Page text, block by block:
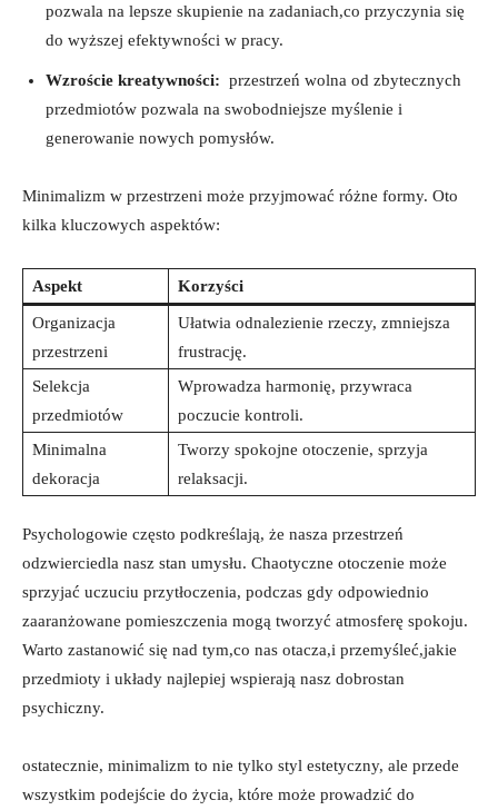
pozwala na lepsze skupienie na zadaniach,co przyczynia się
do wyższej efektywności w pracy.
Wzroście kreatywności: ⁤ przestrzeń wolna od zbytecznych
przedmiotów⁢ pozwala na swobodniejsze myślenie i
generowanie nowych pomysłów.
Minimalizm w przestrzeni może przyjmować różne formy. Oto ​
kilka kluczowych‌ aspektów:
Aspekt Korzyści
Organizacja
przestrzeni
Ułatwia odnalezienie rzeczy, zmniejsza‌
frustrację.
Selekcja
przedmiotów
Wprowadza harmonię, przywraca​
poczucie kontroli.
Minimalna
dekoracja
Tworzy spokojne otoczenie, sprzyja
relaksacji.
Psychologowie często podkreślają, że nasza przestrzeń
odzwierciedla nasz stan umysłu. Chaotyczne otoczenie może
sprzyjać uczuciu przytłoczenia, podczas gdy ⁤odpowiednio
zaaranżowane ⁢pomieszczenia mogą tworzyć atmosferę spokoju.
Warto ⁤zastanowić⁤ się nad tym,co nas otacza,i przemyśleć,jakie
przedmioty i układy najlepiej wspierają nasz dobrostan
psychiczny.
ostatecznie, minimalizm to nie tylko ⁣styl estetyczny, ale przede
wszystkim podejście do życia, które​ może ⁢prowadzić do